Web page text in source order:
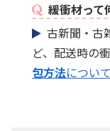
緩衝材って
古新聞・古
ど、配送時の
包方法につい